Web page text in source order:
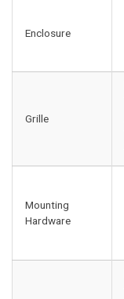
Enclosure
Grille
Mounting
Hardware